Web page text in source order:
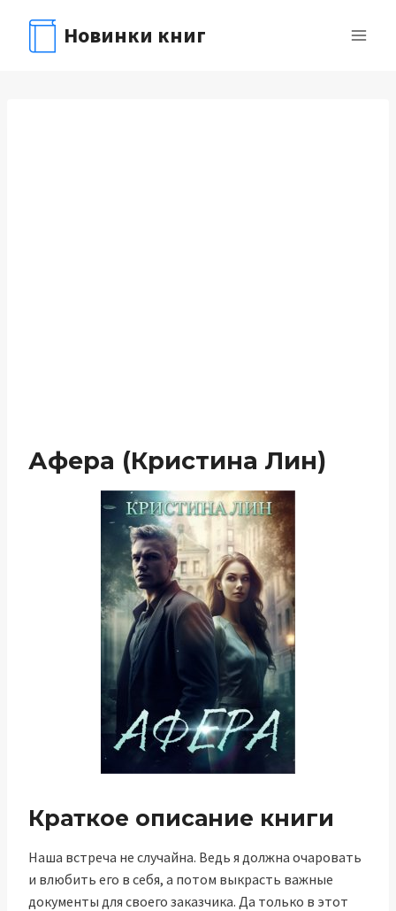
содержимому
Новинки книг
Афера (Кристина Лин)
Краткое описание книги
Наша встреча не случайна. Ведь я должна очаровать
и влюбить его в себя, а потом выкрасть важные
документы для своего заказчика. Да только в этот